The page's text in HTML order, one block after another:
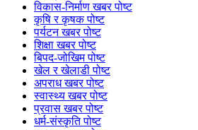
विकास-निर्माण खबर पोष्ट
कृषि र कृषक पोष्ट
पर्यटन खबर पोष्ट
शिक्षा खबर पोष्ट
बिपद-जोखिम पोष्ट
खेल र खेलाडी पोष्ट
अपराध खबर पोष्ट
स्वास्थ्य खबर पोष्ट
प्रवास खबर पोष्ट
धर्म-संस्कृति पोष्ट